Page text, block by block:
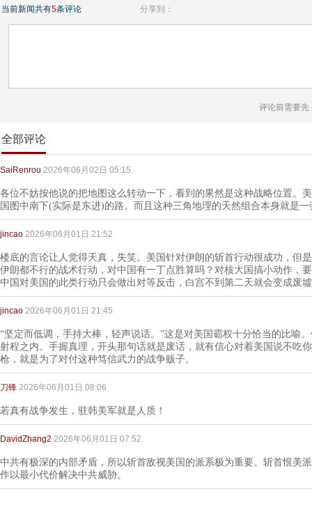
当前新闻共有5条评论 分享到：
评论前需要先
全部评论
SaiRenrou 2026年06月02日 05:15
各位不妨按他说的把地图这么转动一下，看到的果然是这种战略位置。
国图中南下(实际是东进)的路。而且这种三角地理的天然组合本身就是一
jincao 2026年06月01日 21:52
楼底的言论让人觉得天真，失笑。美国针对伊朗的斩首行动很成功，但
伊朗都不行的战术行动，对中国有一丁点胜算吗？对核大国搞小动作，
中国对美国的此类行动只会做出对等反击，白宫不到第二天就会变成废
jincao 2026年06月01日 21:45
“坚定而低调，手持大棒，轻声说话。”这是对美国霸权十分恰当的比喻
射程之内。手握真理，开头那句话就是废话，就有信心对着美国说不吃
枪，就是为了对付这种笃信武力的战争贩子。
刀锋 2026年06月01日 08:06
若真有战争发生，驻韩美军就是人质！
DavidZhang2 2026年06月01日 07:52
中共有极深的内部矛盾，所以斩首敌视美国的派系极为重要。斩首恨美
作以最小代价解决中共威胁。